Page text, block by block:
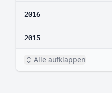
2016
2015
Alle aufklappen